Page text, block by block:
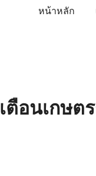
หน้าหลัก
เตือนเกษต